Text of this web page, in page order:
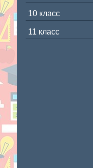
10 класс
11 класс